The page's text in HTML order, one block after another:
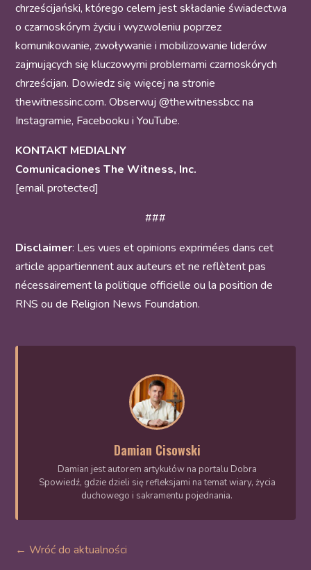
chrześcijański, którego celem jest składanie świadectwa
o czarnoskórym życiu i wyzwoleniu poprzez
komunikowanie, zwoływanie i mobilizowanie liderów
zajmujących się kluczowymi problemami czarnoskórych
chrześcijan. Dowiedz się więcej na stronie
thewitnessinc.com. Obserwuj @thewitnessbcc na
Instagramie, Facebooku i YouTube.
KONTAKT MEDIALNY
Comunicaciones The Witness, Inc.
[email protected]
###
Disclaimer: Les vues et opinions exprimées dans cet
article appartiennent aux auteurs et ne reflètent pas
nécessairement la politique officielle ou la position de
RNS ou de Religion News Foundation.
Damian Cisowski
Damian jest autorem artykułów na portalu Dobra
Spowiedź, gdzie dzieli się refleksjami na temat wiary, życia
duchowego i sakramentu pojednania.
← Wróć do aktualności